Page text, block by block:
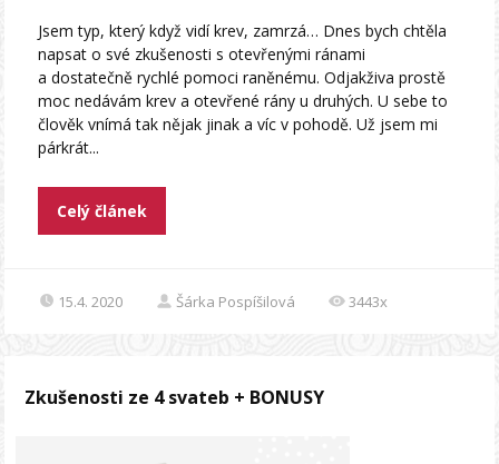
Jsem typ, který když vidí krev, zamrzá… Dnes bych chtěla
napsat o své zkušenosti s otevřenými ránami
a dostatečně rychlé pomoci raněnému. Odjakživa prostě
moc nedávám krev a otevřené rány u druhých. U sebe to
člověk vnímá tak nějak jinak a víc v pohodě. Už jsem mi
párkrát...
Celý článek
15.4. 2020 Šárka Pospíšilová 3443x
Zkušenosti ze 4 svateb + BONUSY